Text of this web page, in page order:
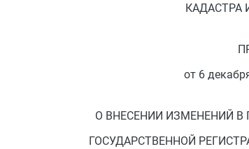
КАДАСТРА
от 6
О ВНЕСЕНИИ ИЗМЕНЕНИЙ
ГОСУДАРСТВЕННОЙ